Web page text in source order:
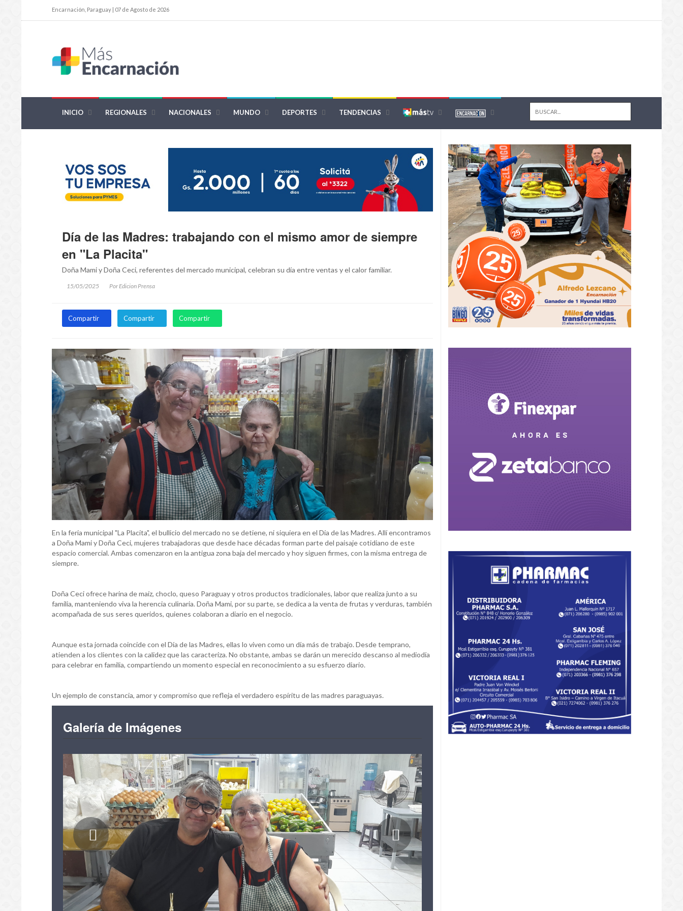
Encarnación, Paraguay | 07 de Agosto de 2026
INICIO REGIONALES NACIONALES MUNDO DEPORTES TENDENCIAS
Día de las Madres: trabajando con el mismo amor de siempre
en "La Placita"
Doña Mami y Doña Ceci, referentes del mercado municipal, celebran su día entre ventas y el calor familiar.
15/05/2025 Por Edicion Prensa
Compartir Compartir Compartir
En la feria municipal "La Placita", el bullicio del mercado no se detiene, ni siquiera en el Día de las Madres. Allí encontramos
a Doña Mami y Doña Ceci, mujeres trabajadoras que desde hace décadas forman parte del paisaje cotidiano de este
espacio comercial. Ambas comenzaron en la antigua zona baja del mercado y hoy siguen firmes, con la misma entrega de
siempre.
Doña Ceci ofrece harina de maíz, choclo, queso Paraguay y otros productos tradicionales, labor que realiza junto a su
familia, manteniendo viva la herencia culinaria. Doña Mami, por su parte, se dedica a la venta de frutas y verduras, también
acompañada de sus seres queridos, quienes colaboran a diario en el negocio.
Aunque esta jornada coincide con el Día de las Madres, ellas lo viven como un día más de trabajo. Desde temprano,
atienden a los clientes con la calidez que las caracteriza. No obstante, ambas se darán un merecido descanso al mediodía
para celebrar en familia, compartiendo un momento especial en reconocimiento a su esfuerzo diario.
Un ejemplo de constancia, amor y compromiso que refleja el verdadero espíritu de las madres paraguayas.
Galería de Imágenes